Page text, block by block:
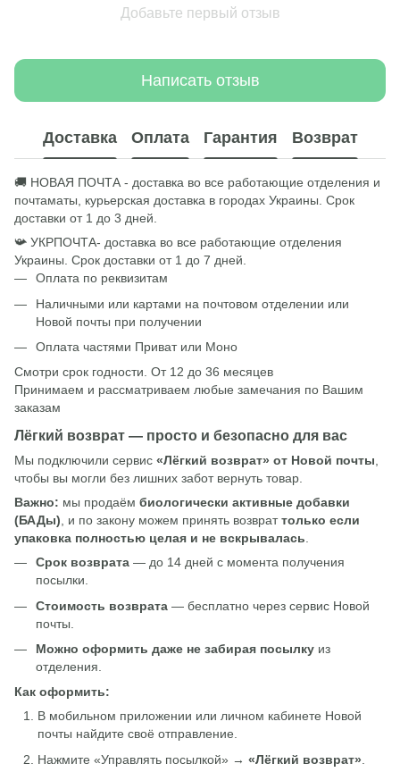
Добавьте первый отзыв
Написать отзыв
Доставка Оплата Гарантия Возврат
🚚 НОВАЯ ПОЧТА - доставка во все работающие отделения и
почтаматы, курьерская доставка в городах Украины. Срок
доставки от 1 до 3 дней.
📯 УКРПОЧТА- доставка во все работающие отделения
Украины. Срок доставки от 1 до 7 дней.
Оплата по реквизитам
Наличными или картами на почтовом отделении или
Новой почты при получении
Оплата частями Приват или Моно
Смотри срок годности. От 12 до 36 месяцев
Принимаем и рассматриваем любые замечания по Вашим
заказам
Лёгкий возврат — просто и безопасно для вас
Мы подключили сервис «Лёгкий возврат» от Новой почты
чтобы вы могли без лишних забот вернуть товар.
Важно: мы продаём биологически активные добавки
(БАДы) , и по закону можем принять возвраттолько если
упаковка полностью целая и не вскрывалась
Срок возврата — до 14 дней с момента получения
посылки.
Стоимость возврата — бесплатно через сервис Новой
почты.
Можно оформить даже не забирая посылку из
отделения.
Как оформить:
В мобильном приложении или личном кабинете Новой
почты найдите своё отправление.
Нажмите «Управлять посылкой» → «Лёгкий возврат»